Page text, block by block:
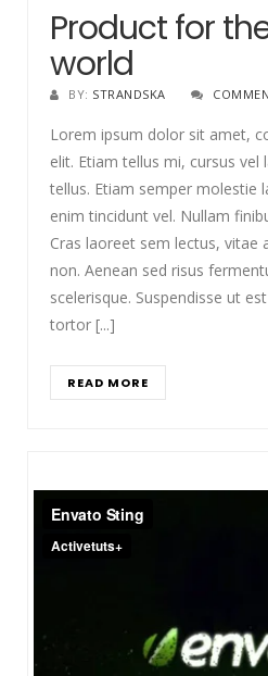
Product for
world
BY: STRANDSKA
Lorem ipsum dolor sit amet,
elit. Etiam tellus mi, cursus
tellus. Etiam semper molestie
enim tincidunt vel. Nullam
Cras laoreet sem lectus, vitae
non. Aenean sed risus
scelerisque. Suspendisse ut
tortor [...]
READ MORE